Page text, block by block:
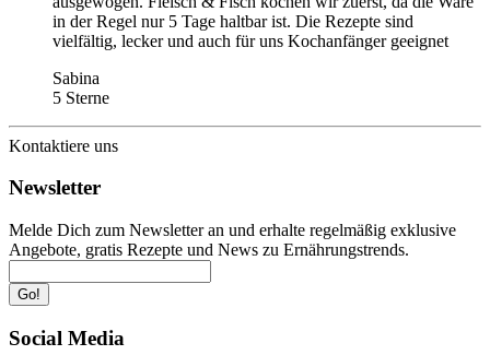
in der Regel nur 5 Tage haltbar ist. Die Rezepte sind
vielfältig, lecker und auch für uns Kochanfänger geeignet
Sabina
5 Sterne
Kontaktiere uns
Newsletter
Melde Dich zum Newsletter an und erhalte regelmäßig exklusive
Angebote, gratis Rezepte und News zu Ernährungstrends.
Go!
Social Media